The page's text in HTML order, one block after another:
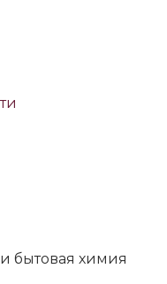
бытовая химия